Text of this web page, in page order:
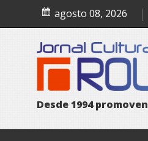
content
agosto 08, 2026
Desde1994 promoven